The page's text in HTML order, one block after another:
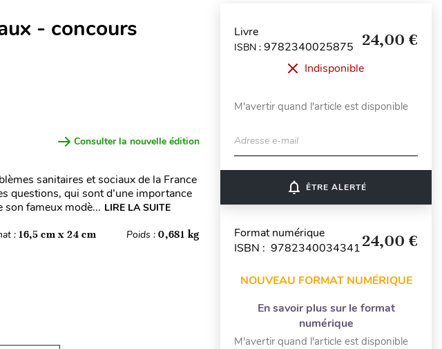
- concours
Consulter la nouvelle édition
sanitaires et sociaux de la France
questions, qui sont d’une importance
son fameux modè... LIRE LA SUITE
: 16,5 cm x 24 cm Poids :0,681 kg
Livre
ISBN : 9782340025875 24,00 €
Indisponible
M'avertir quand l'article est disponible
Adresse e-mail
notifications_none ÊTRE ALERTÉ
Format numérique
ISBN : 978234003434124,00 €
NOUVEAU FORMAT NUMÉRIQUE
En savoir plus sur le format
numérique
M'avertir quand l'article est disponible